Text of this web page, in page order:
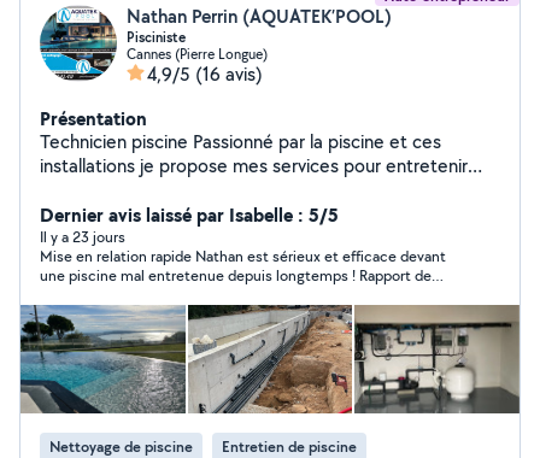
Nathan Perrin (AQUATEK’POOL)
Pisciniste
Cannes (Pierre Longue)
4,9/5 (16 avis)
Présentation
Technicien piscine Passionné par la piscine et ces
installations je propose mes services pour entretenir
condensateur filtre ou charge filtrante vidange
nettoyage basin -Entretien-rattrapage -maintenance-
hivernage -réparation ou remplacement création et
modification filtration -Pose et réparations appareils :
spots skimmers appareils à sel pompe à chaleur
changement de pompe dépannage installation. -
Etancheite périphérie pièces à sceller : skimmers, spots,
buses de refoulement, bonde de fond et remise en
place mosaïques manquantes (devis gratuit) Contrat
annuel d'entretien particulier /copropriété
Dernier avis laissé par Isabelle : 5/5
Il y a 23 jours
Mise en relation rapide Nathan est sérieux et efficace devant
une piscine mal entretenue depuis longtemps ! Rapport de
Nettoyage de piscine Entretien de piscine